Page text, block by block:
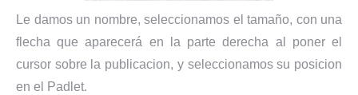
Le damos un nombre, seleccionamos el tamaño, con una
flecha que aparecerá en la parte derecha al poner el
cursor sobre la publicacion, y seleccionamos su posicion
en el Padlet.